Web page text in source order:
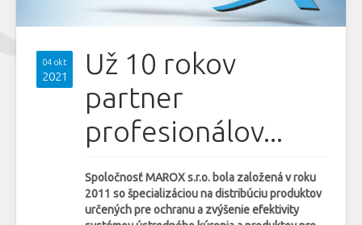
04 okt
2021
Už 10 rokov
partner
profesionálov...
Spoločnosť MAROX s.r.o. bola založená v roku
2011 so špecializáciou na distribúciu produktov
určených pre ochranu a zvýšenie efektivity